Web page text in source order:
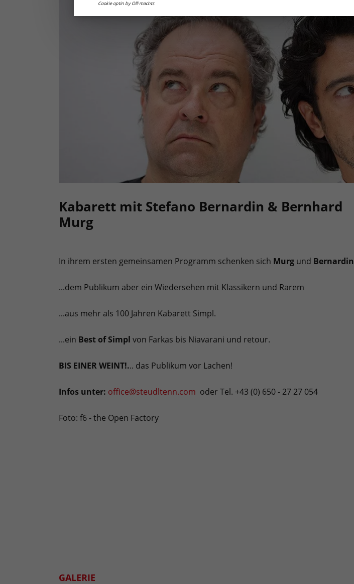
Kabarett mit Stefano Bernardin & Bernhard
Murg
In ihrem ersten gemeinsamen Programm schenken sich Murg und Bernardin
...dem Publikum aber ein Wiedersehen mit Klassikern und Rarem
...aus mehr als 100 Jahren Kabarett Simpl.
...ein Best of Simpl von Farkas bis Niavarani und retour.
BIS EINER WEINT!... das Publikum vor Lachen!
Infos unter: office@steudltenn.com oder Tel. +43 (0) 650 - 27 27 054
Foto: f6 - the Open Factory
GALERIE
Cookie optin by Olli machts